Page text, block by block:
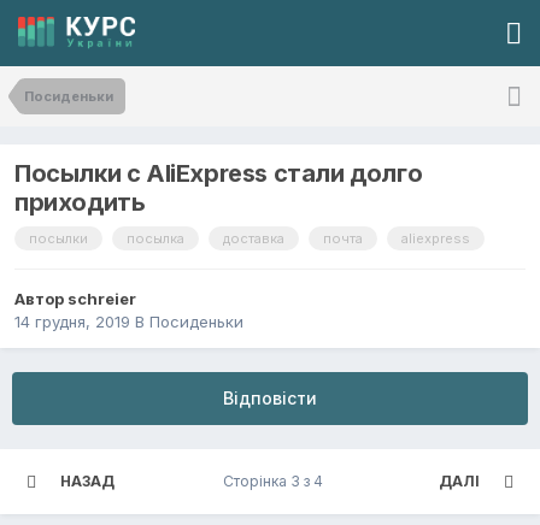
Посиденьки
Посылки с AliExpress стали долго
приходить
посылки посылка доставка почта aliexpress
Автор schreier
14 грудня, 2019 В Посиденьки
Відповісти
НАЗАД ДАЛІ
Сторінка 3 з 4